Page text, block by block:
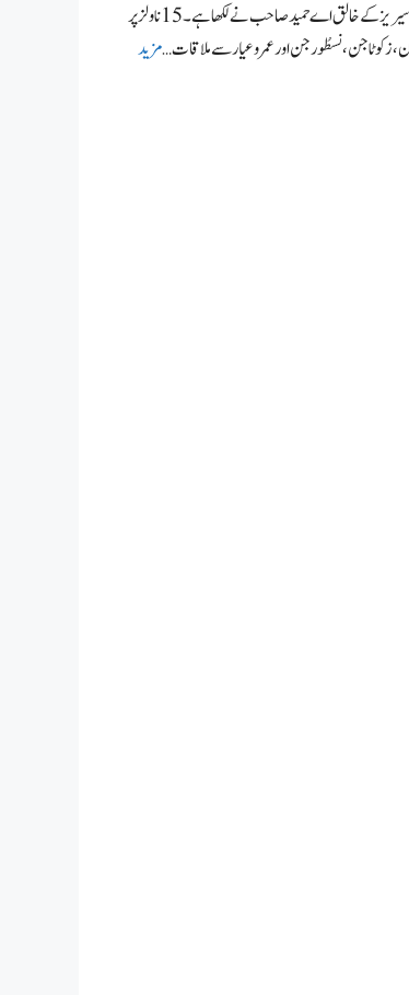
نسطُورکاسرکٹ گیا ناول از اےحمید نسطُورکاسرکٹ گیا ناول عینک والاجن سیریزتیسرا حصہ ،جسے عنبر ناگ ماریا سیریز کے خالق اے حمیدصاحب نے لکھا ہے۔ 15 ناولز پر
زکوٹاجن، نسطُور جن اور عمروعیارسے ملاقات …مزید